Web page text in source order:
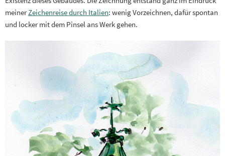
meinerZeichenreise durch Italien: wenig Vorzeichnen, dafür spontan
und locker mit dem Pinsel ans Werk gehen.